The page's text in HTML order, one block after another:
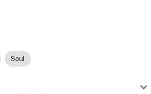
Soul